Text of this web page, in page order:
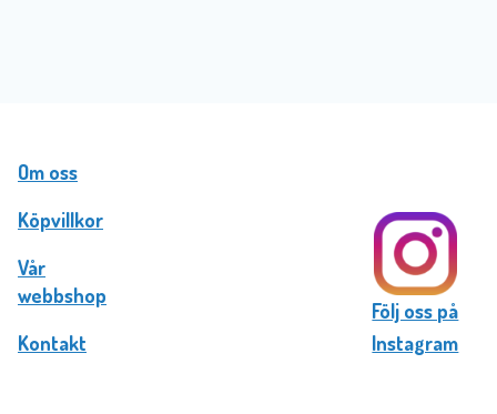
Om oss
Köpvillkor
Vår
webbshop
Kontakt
Följ oss på
Instagram